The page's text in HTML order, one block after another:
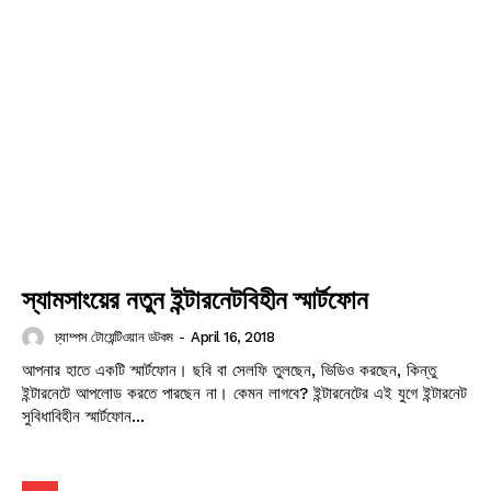
Company
About
স্যামসাংয়ের নতুন ইন্টারনেটবিহীন স্মার্টফোন
চ্যাম্পস টোয়েন্টিওয়ান ডটকম - April 16, 2018
আপনার হাতে একটি স্মার্টফোন। ছবি বা সেলফি তুলছেন, ভিডিও করছেন, কিন্তু
ইন্টারনেটে আপলোড করতে পারছেন না। কেমন লাগবে? ইন্টারনেটের এই যুগে ইন্টারনেট
সুবিধাবিহীন স্মার্টফোন...